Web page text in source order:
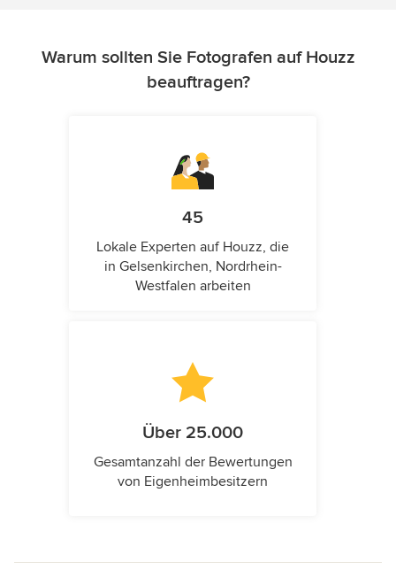
Warum sollten Sie Fotografen auf Houzz
beauftragen?
45
Lokale Experten auf Houzz, die
in Gelsenkirchen, Nordrhein-
Westfalen arbeiten
Über 25.000
Gesamtanzahl der Bewertungen
von Eigenheimbesitzern